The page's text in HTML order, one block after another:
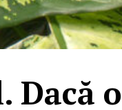
Dacă o